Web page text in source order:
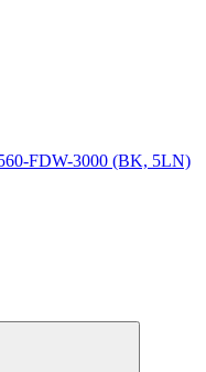
FDW-3000 (BK, 5LN)